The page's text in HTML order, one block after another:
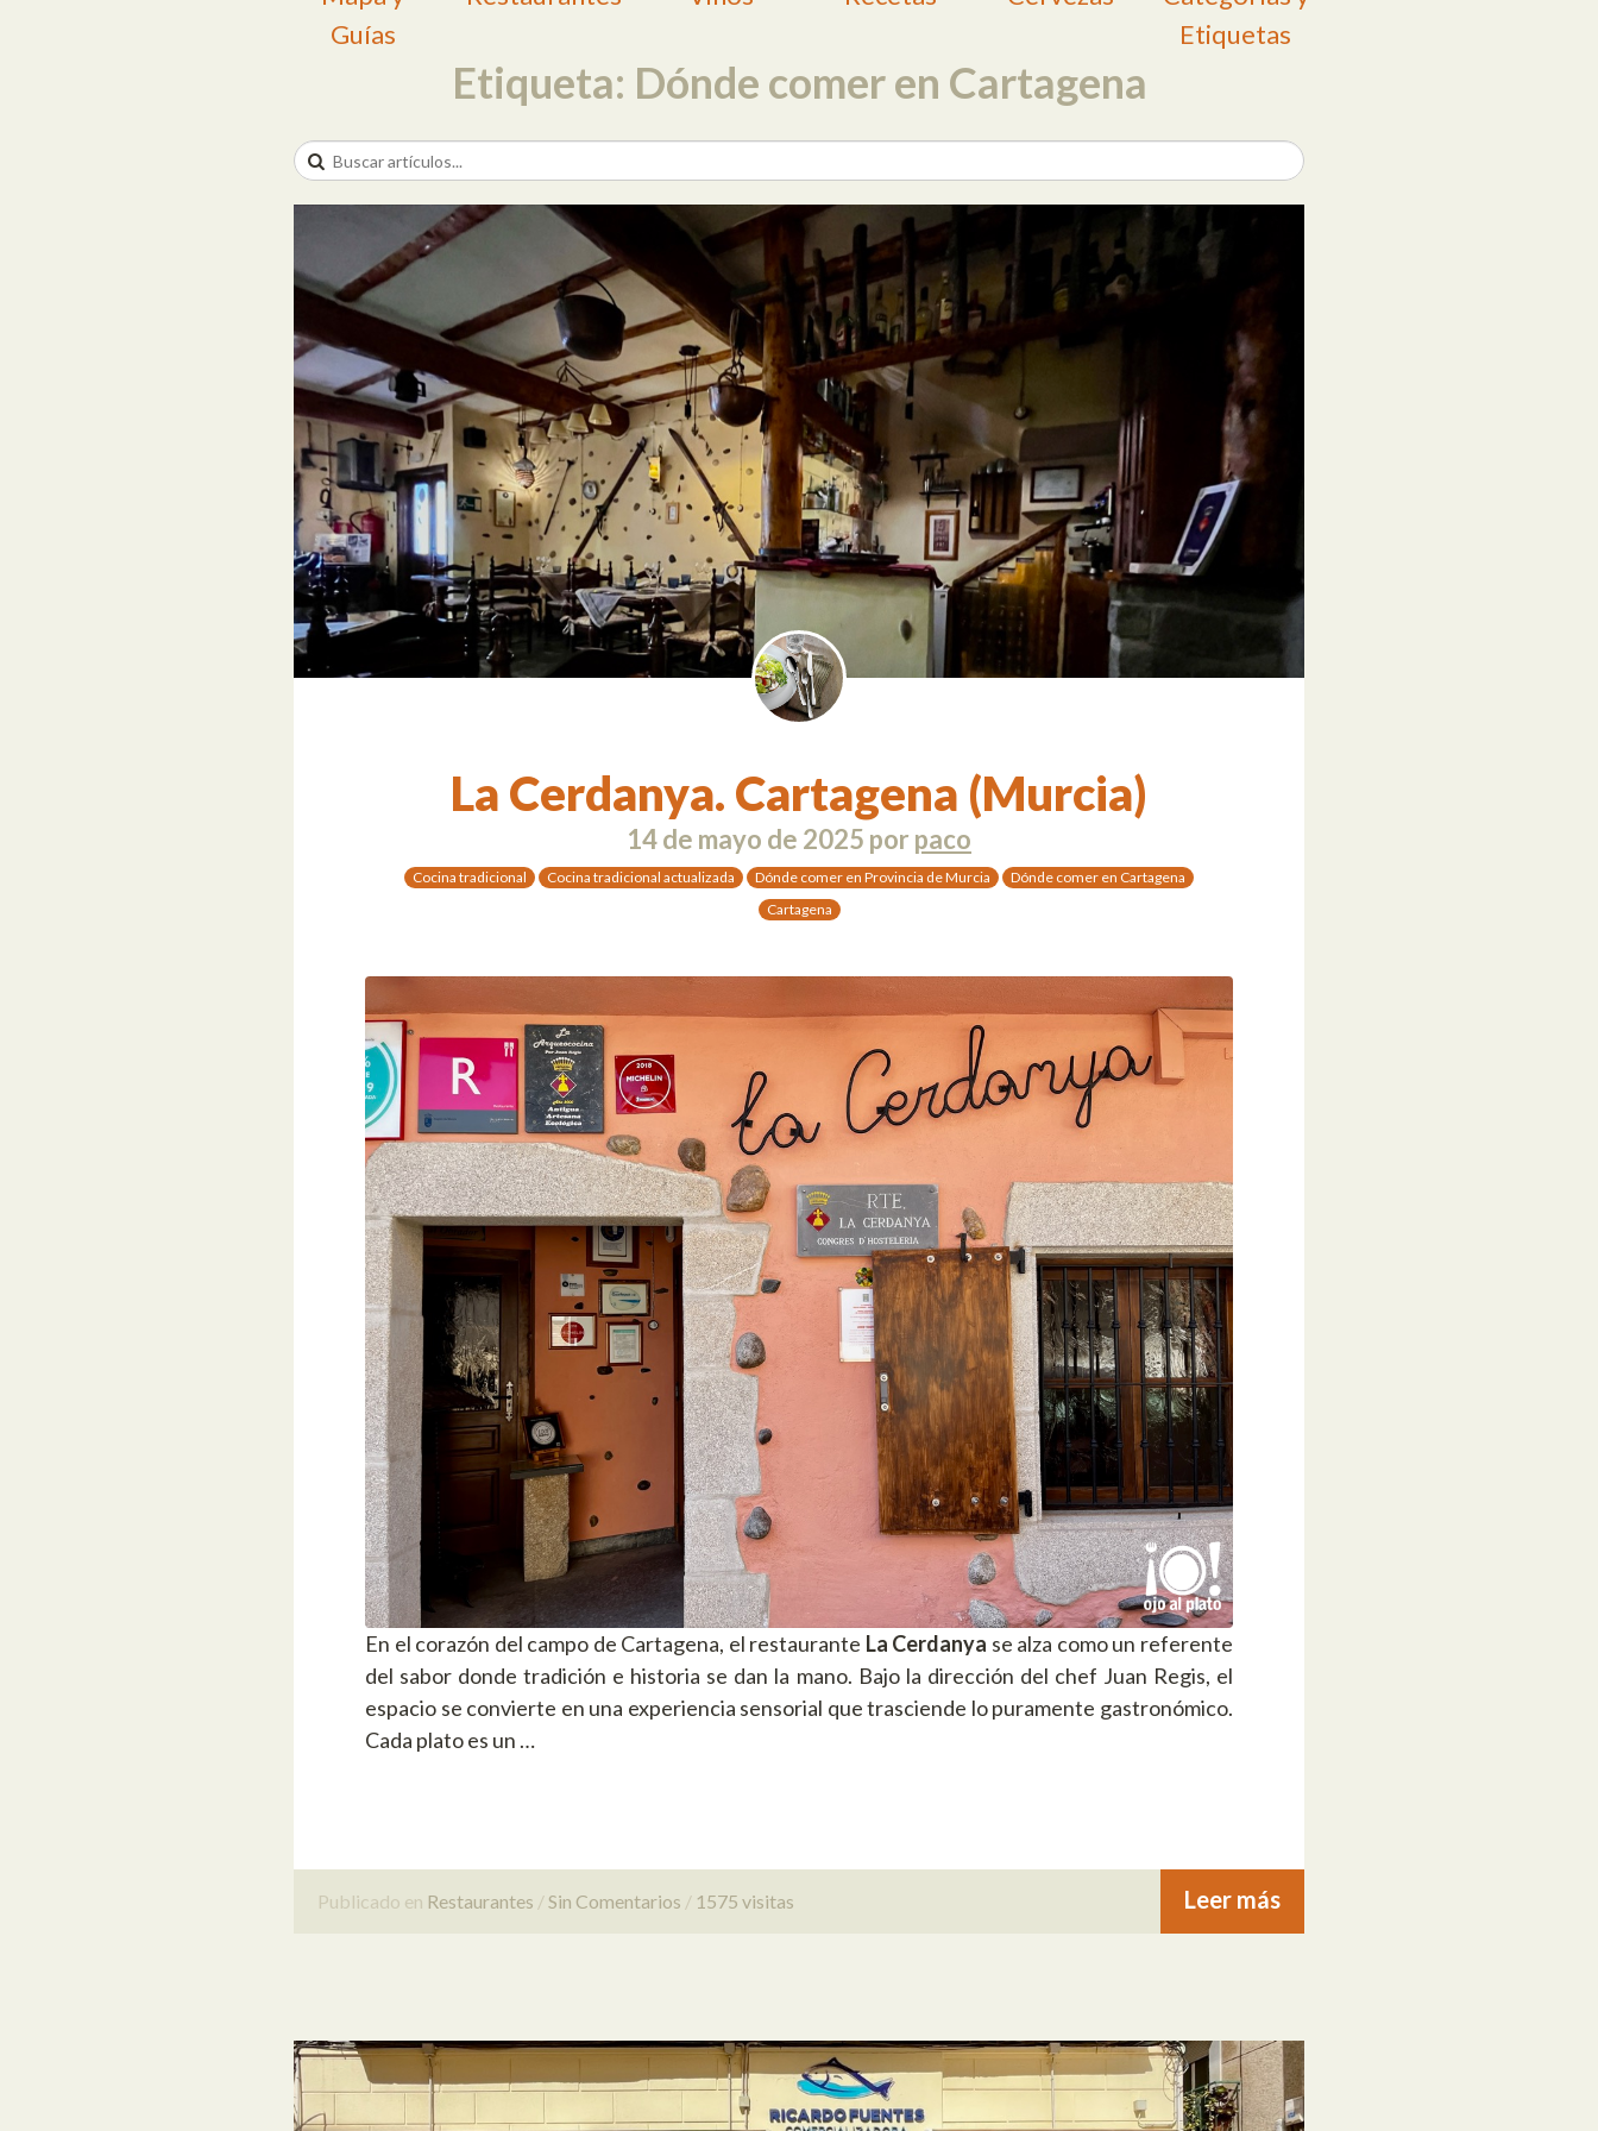
Guías
Etiquetas
Etiqueta: Dónde comer en Cartagena
La Cerdanya. Cartagena (Murcia)
14 de mayo de 2025 por paco
Cocina tradicional Cocina tradicional actualizada Dónde comer en Provincia de Murcia
Dónde comer en Cartagena
Cartagena
En el corazón del campo de Cartagena, el restaurante La Cerdanya se alza como un referente
del sabor donde tradición e historia se dan la mano. Bajo la dirección del chef Juan Regis, el
espacio se convierte en una experiencia sensorial que trasciende lo puramente gastronómico.
Cada plato es un …
Publicado en Restaurantes Sin Comentarios 1575 visitas Leer más